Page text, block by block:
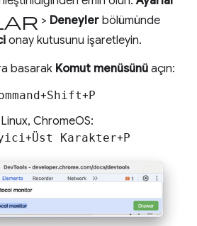
> Deneyler bölümünde
onay kutusunu işaretleyin.
basarak Komut menüsünü açın:
+Shift+P
ChromeOS:
+Üst Karakter+P